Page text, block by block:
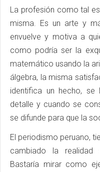
La profesión como tal
misma. Es un arte y
envuelve y motiva a
como podría ser la
matemático usando la
álgebra, la misma
identifica un hecho, se
detalle y cuando se
se difunde para que la
El periodismo peruano,
cambiado la realidad
Bastaría mirar como